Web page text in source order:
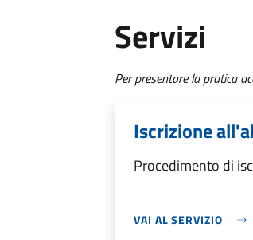
Servizi
Per presentare la pratica
Iscrizione
Procedimento di
VAI AL SERVIZIO